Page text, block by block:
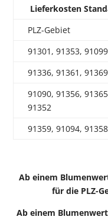
Lieferkosten
PLZ-Gebiet
91301, 91353, 91099
91336, 91361,
91090, 91356,
91352
91359, 91094, 91358
Ab einem
für die PLZ-
Ab einem